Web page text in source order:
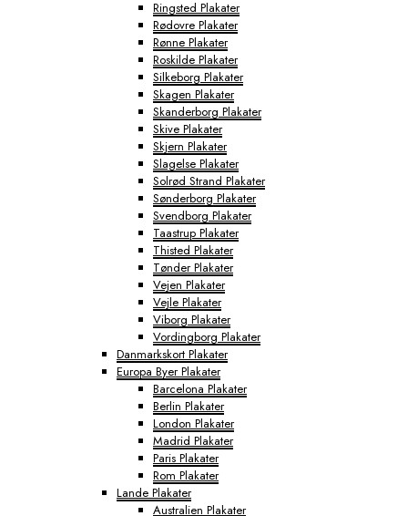
Ringsted Plakater
Rødovre Plakater
Rønne Plakater
Roskilde Plakater
Silkeborg Plakater
Skagen Plakater
Skanderborg Plakater
Skive Plakater
Skjern Plakater
Slagelse Plakater
Solrød Strand Plakater
Sønderborg Plakater
Svendborg Plakater
Taastrup Plakater
Thisted Plakater
Tønder Plakater
Vejen Plakater
Vejle Plakater
Viborg Plakater
Vordingborg Plakater
Danmarkskort Plakater
Europa Byer Plakater
Barcelona Plakater
Berlin Plakater
London Plakater
Madrid Plakater
Paris Plakater
Rom Plakater
Lande Plakater
Australien Plakater